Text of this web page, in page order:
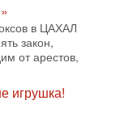
в ЦАХАЛ
закон,
от арестов,
игрушка!